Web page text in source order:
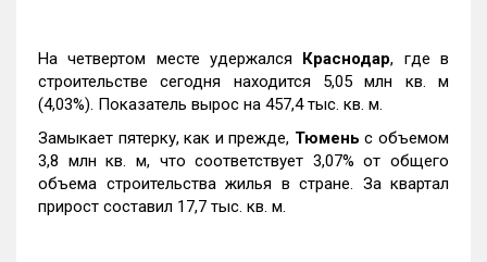
На четвертом месте удержался Краснодар, где в
строительстве сегодня находится 5,05 млн кв. м
(4,03%). Показатель вырос на 457,4 тыс. кв. м.
Замыкает пятерку, как и прежде, Тюмень с объемом
3,8 млн кв. м, что соответствует 3,07% от общего
объема строительства жилья в стране. За квартал
прирост составил 17,7 тыс. кв. м.